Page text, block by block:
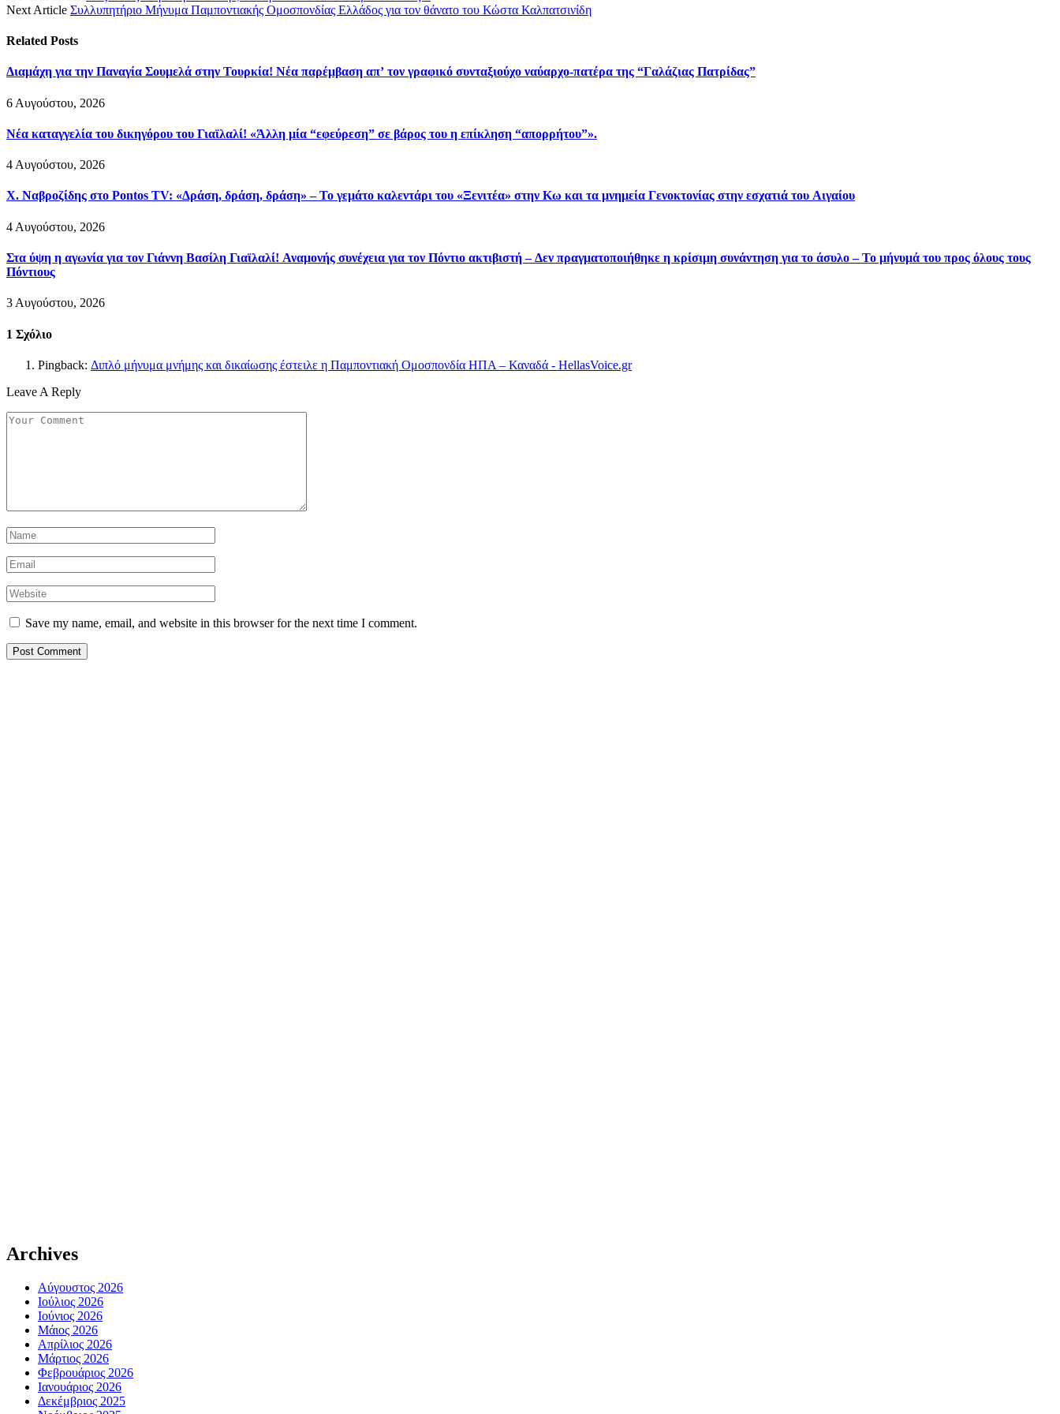
Next Article Συλλυπητήριο Μήνυμα Παμποντιακής Ομοσπονδίας Ελλάδος για τον θάνατο του Κώστα Καλπατσινίδη
Related Posts
Διαμάχη για την Παναγία Σουμελά στην Τουρκία! Νέα παρέμβαση απ’ τον γραφικό συνταξιούχο ναύαρχο-πατέρα της “Γαλάζιας Πατρίδας”
6 Αυγούστου, 2026
Νέα καταγγελία του δικηγόρου του Γιαϊλαλί! «Άλλη μία “εφεύρεση” σε βάρος του η επίκληση “απορρήτου”».
4 Αυγούστου, 2026
Χ. Ναβροζίδης στο Pontos TV: «Δράση, δράση, δράση» – Το γεμάτο καλεντάρι του «Ξενιτέα» στην Κω και τα μνημεία Γενοκτονίας στην εσχατιά του Αιγαίου
4 Αυγούστου, 2026
Στα ύψη η αγωνία για τον Γιάννη Βασίλη Γιαϊλαλί! Αναμονής συνέχεια για τον Πόντιο ακτιβιστή – Δεν πραγματοποιήθηκε η κρίσιμη συνάντηση για το άσυλο – Το μήνυμά του προς όλους τους
Πόντιους
3 Αυγούστου, 2026
1 Σχόλιο
Pingback: Διπλό μήνυμα μνήμης και δικαίωσης έστειλε η Παμποντιακή Ομοσπονδία ΗΠΑ – Καναδά - HellasVoice.gr
Leave A Reply
Save my name, email, and website in this browser for the next time I comment.
Archives
Αύγουστος 2026
Ιούλιος 2026
Ιούνιος 2026
Μάιος 2026
Απρίλιος 2026
Μάρτιος 2026
Φεβρουάριος 2026
Ιανουάριος 2026
Δεκέμβριος 2025